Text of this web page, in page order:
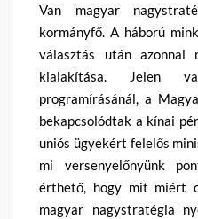
Van magyar
kormányfő. A háború
választás után azonnal
kialakítása. Jelen
programírásánál, a
bekapcsolódtak a kínai
uniós ügyekért felelős
mi versenyelőnyünk
érthető, hogy mit miért
magyar nagystratégia